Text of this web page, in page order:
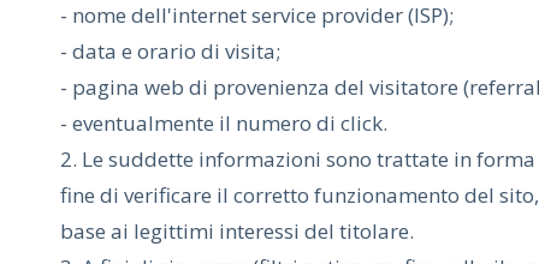
- nome dell'internet service provider (ISP);
- data e orario di visita;
- pagina web di provenienza del visitatore
- eventualmente il numero di click.
2. Le suddette informazioni sono trattate in
fine di verificare il corretto funzionamento del
base ai legittimi interessi del titolare.